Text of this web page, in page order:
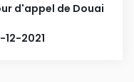
d'appel de Douai
12-2021